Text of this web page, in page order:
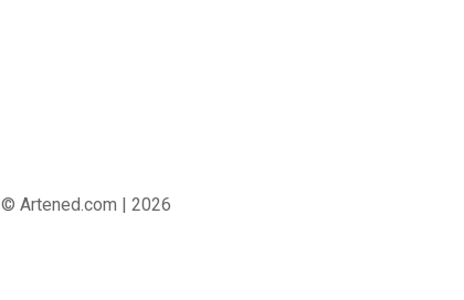
© Artened.com | 2026